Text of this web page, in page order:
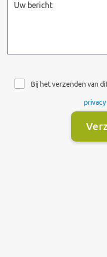
Bij het verzenden van